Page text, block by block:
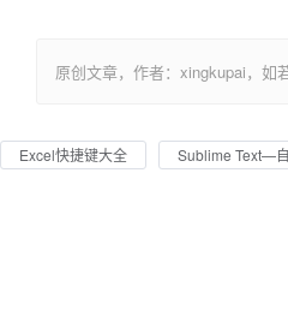
原创文章，作者：xingkupai，如
Excel快捷键大全 Sublime Text—